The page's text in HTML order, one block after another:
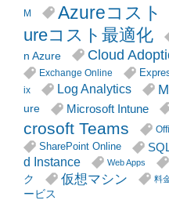
M Azureコスト
ureコスト最適化
n Azure
Cloud
Exchange Online
ix
Log Analytics
ure
Microsoft Intune
crosoft Teams
SharePoint Online
d Instance
Web Apps
ク
仮想マシン 料
ービス